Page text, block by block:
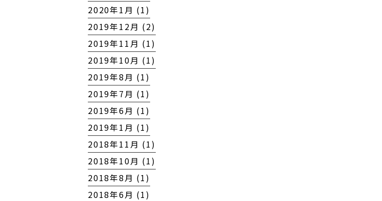
2020年1月 (1)
2019年12月 (2)
2019年11月 (1)
2019年10月 (1)
2019年8月 (1)
2019年7月 (1)
2019年6月 (1)
2019年1月 (1)
2018年11月 (1)
2018年10月 (1)
2018年8月 (1)
2018年6月 (1)